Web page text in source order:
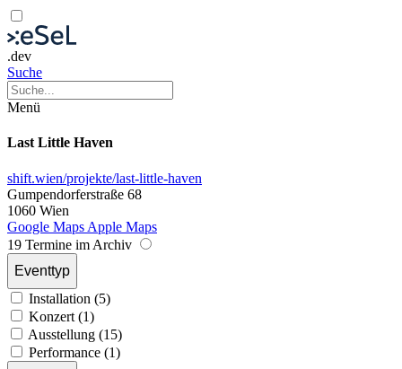
.dev
Suche
Menü
Last Little Haven
shift.wien/projekte/last-little-haven
Gumpendorferstraße 68
1060 Wien
Google Maps Apple Maps
19 Termine im Archiv
Eventtyp
Installation (5)
Konzert (1)
Ausstellung (15)
Performance (1)